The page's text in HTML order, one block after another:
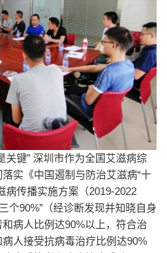
关键” 深圳市作为全国艾滋病综
实《中国遏制与防治艾滋病“十
病传播实施方案（2019-2022
个90%”（经诊断发现并知晓自身
病人比例达90%以上，符合治
人接受抗病毒治疗比例达90%